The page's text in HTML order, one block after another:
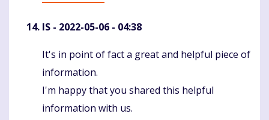
IS - 2022-05-06 - 04:38
Komentaras
It's in point of fact a great and helpful piece of
information.
I'm happy that you shared this helpful
information with us.